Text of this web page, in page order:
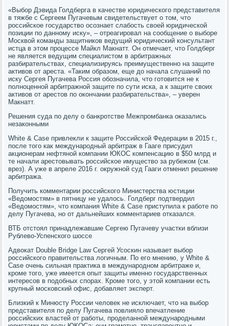
«Выбор Дэвида Голдберга в качестве юридического представителя
в тяжбе с Сергеем Пугачевым свидетельствует о том, что
российское государство осознает слабость своей юридической
позиции по данному иску», – отреагировал на сообщение о выборе
Москвой команды защитников ведущий юридический консультант
истца в этом процессе Майкл Макнатт. Он отмечает, что Голдберг
не является ведущим специалистом в арбитражных
разбирательствах, специализируясь преимущественно на защите
активов от ареста. «Таким образом, еще до начала слушаний по
иску Сергея Пугачева Россия обозначила, что готовится не к
полноценной арбитражной защите по сути иска, а к защите своих
активов от арестов по окончании разбирательства», – уверен
Макнатт.
Решения суда по делу о банкротстве Межпромбанка оказались
незаконными
White & Case привлекли к защите Российской Федерации в 2015 г.,
после того как международный арбитраж в Гааге присудил
акционерам нефтяной компании ЮКОС компенсацию в $50 млрд и
те начали арестовывать российское имущество за рубежом (см.
врез). А уже в апреле 2016 г. окружной суд Гааги отменил решение
арбитража.
Получить комментарии российского Министерства юстиции
«Ведомостям» в пятницу не удалось. Голдберг подтвердил
«Ведомостям», что компания White & Case приступила к работе по
делу Пугачева, но от дальнейших комментариев отказался.
ВТБ отстоял принадлежавшие Сергею Пугачеву участки вблизи
Рублево-Успенского шоссе
Адвокат Double Bridge Law Сергей Усоскин называет выбор
российского правительства логичным. По его мнению, у White &
Case очень сильная практика в международном арбитраже и,
кроме того, уже имеется опыт защиты именно государственных
интересов в подобных спорах. Кроме того, у этой компании есть
крупный московский офис, добавляет эксперт.
Близкий к Минюсту России человек не исключает, что на выбор
представителя по делу Пугачева повлияло впечатление
российских властей от работы, проделанной международными